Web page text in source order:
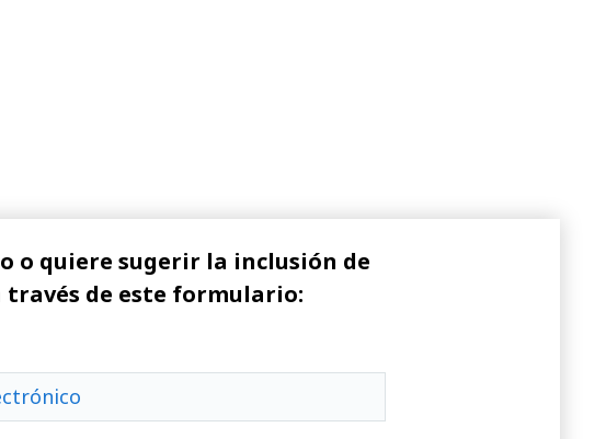
o quiere sugerir la inclusión de
través de este formulario: